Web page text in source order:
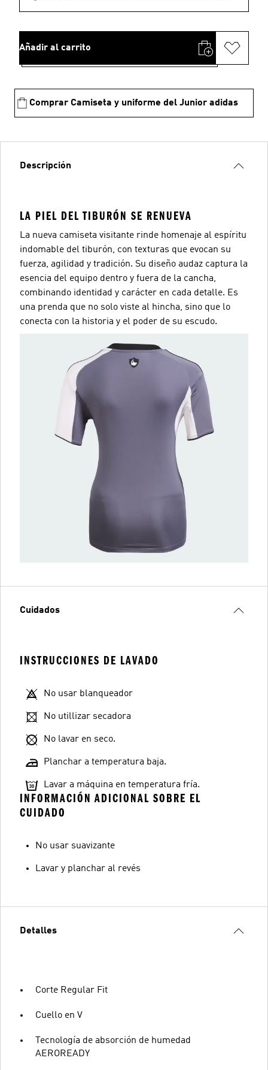
Añadir al carrito
Comprar Camiseta y uniforme del Junior adidas
Descripción
LA PIEL DEL TIBURÓN SE RENUEVA
La nueva camiseta visitante rinde homenaje al espíritu
indomable del tiburón, con texturas que evocan su
fuerza, agilidad y tradición. Su diseño audaz captura la
esencia del equipo dentro y fuera de la cancha,
combinando identidad y carácter en cada detalle. Es
una prenda que no solo viste al hincha, sino que lo
conecta con la historia y el poder de su escudo.
Cuidados
INSTRUCCIONES DE LAVADO
No usar blanqueador
No utillizar secadora
No lavar en seco.
Planchar a temperatura baja.
Lavar a máquina en temperatura fría.
INFORMACIÓN ADICIONAL SOBRE EL
CUIDADO
No usar suavizante
Lavar y planchar al revés
Detalles
Corte Regular Fit
Cuello en V
Tecnología de absorción de humedad
AEROREADY